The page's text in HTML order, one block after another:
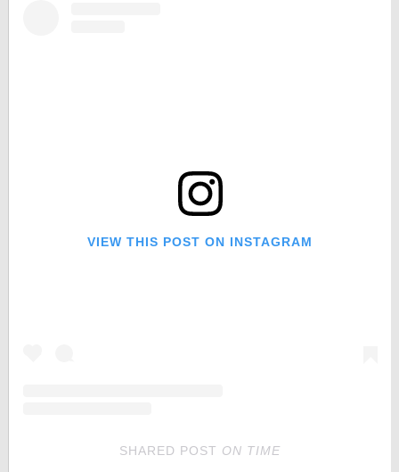
VIEW THIS POST ON INSTAGRAM
SHARED POST ON TIME